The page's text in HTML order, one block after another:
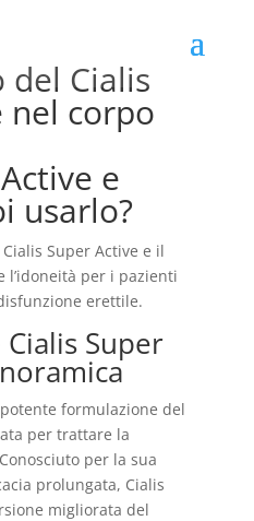
del Cialis
nel corpo
e
usarlo?
Super Active e il
per i pazienti
erettile.
Super
formulazione del
per trattare la
per la sua
prolungata, Cialis
migliorata del